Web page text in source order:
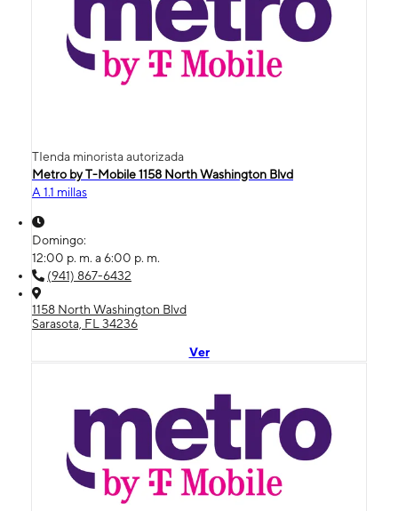
TIenda minorista autorizada
Metro by T-Mobile 1158 North Washington Blvd
A 1.1 millas
Domingo:
12:00 p. m. a 6:00 p. m.
(941) 867-6432
1158 North Washington Blvd
Sarasota, FL 34236
Ver